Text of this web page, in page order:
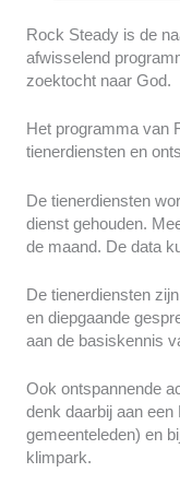
Rock Steady is de
afwisselend
zoektocht naar God.
Het programma van
tienerdiensten en
De tienerdiensten
dienst gehouden.
de maand. De data
De tienerdiensten
en diepgaande
aan de basiskennis
Ook ontspannende
denk daarbij aan
gemeenteleden) en
klimpark.